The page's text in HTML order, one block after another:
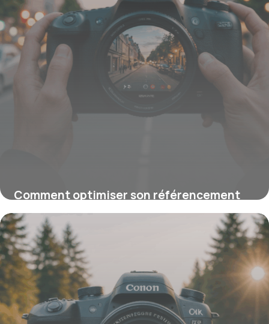
Comment optimiser son référencement
Google pour booster sa visibilité en ligne
16 juin 2026